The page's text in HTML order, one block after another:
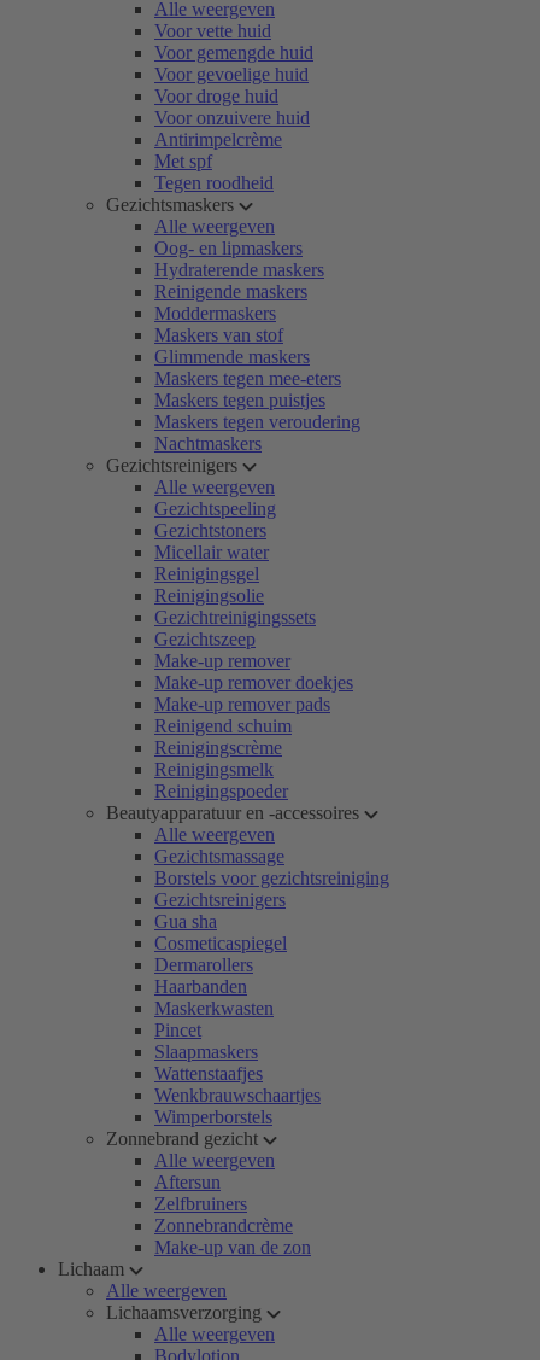
Alle weergeven
Voor vette huid
Voor gemengde huid
Voor gevoelige huid
Voor droge huid
Voor onzuivere huid
Antirimpelcrème
Met spf
Tegen roodheid
Gezichtsmaskers
Alle weergeven
Oog- en lipmaskers
Hydraterende maskers
Reinigende maskers
Moddermaskers
Maskers van stof
Glimmende maskers
Maskers tegen mee-eters
Maskers tegen puistjes
Maskers tegen veroudering
Nachtmaskers
Gezichtsreinigers
Alle weergeven
Gezichtspeeling
Gezichtstoners
Micellair water
Reinigingsgel
Reinigingsolie
Gezichtreinigingssets
Gezichtszeep
Make-up remover
Make-up remover doekjes
Make-up remover pads
Reinigend schuim
Reinigingscrème
Reinigingsmelk
Reinigingspoeder
Beautyapparatuur en -accessoires
Alle weergeven
Gezichtsmassage
Borstels voor gezichtsreiniging
Gezichtsreinigers
Gua sha
Cosmeticaspiegel
Dermarollers
Haarbanden
Maskerkwasten
Pincet
Slaapmaskers
Wattenstaafjes
Wenkbrauwschaartjes
Wimperborstels
Zonnebrand gezicht
Alle weergeven
Aftersun
Zelfbruiners
Zonnebrandcrème
Make-up van de zon
Lichaam
Alle weergeven
Lichaamsverzorging
Alle weergeven
Bodylotion